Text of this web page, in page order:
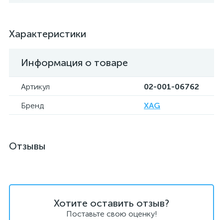
Характеристики
Информация о товаре
Артикул
02-001-06762
Бренд
XAG
Отзывы
Хотите оставить отзыв?
Поставьте свою оценку!